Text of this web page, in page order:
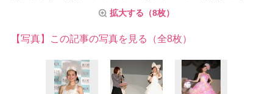
拡大する（8枚）
【写真】この記事の写真を見る（全8枚）